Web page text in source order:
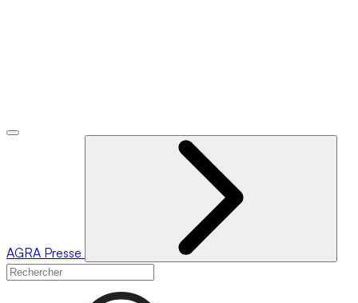
AGRA Presse